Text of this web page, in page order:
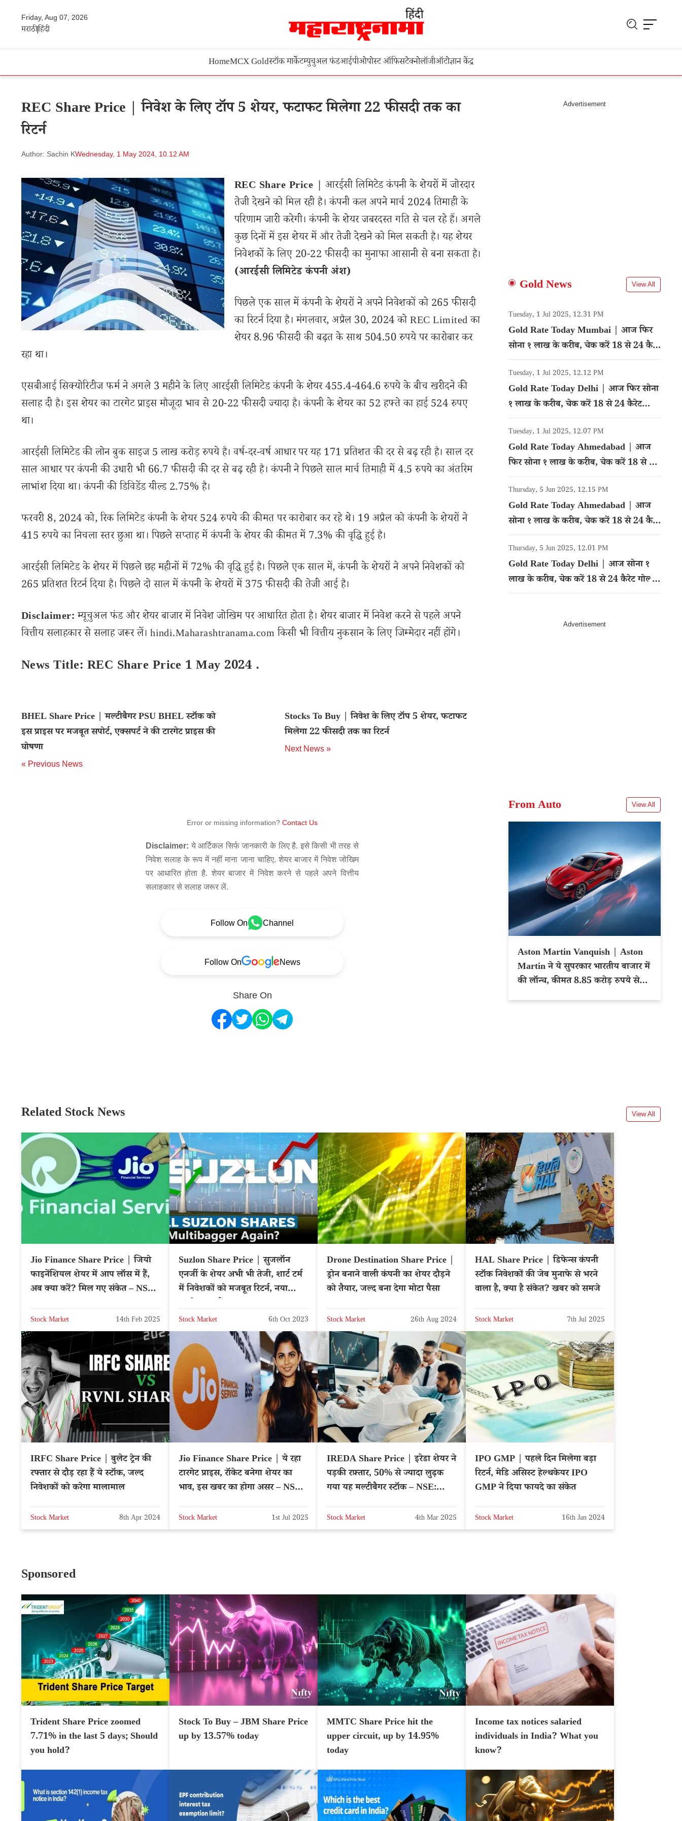
Friday, Aug 07, 2026
मराठीहिंदी
HomeMCX Goldस्टॉक मार्केटम्युचुअल फंडआईपीओपोस्ट ऑफिसटेक्नोलॉजीऑटोज्ञान केंद्र
REC Share Price | निवेश के लिए टॉप 5 शेयर, फटाफट मिलेगा 22 फीसदी तक का
रिटर्न
Author: Sachin KWednesday, 1 May 2024, 10.12 AM
REC Share Price | आरईसी लिमिटेड कंपनी के शेयरों में जोरदार
तेजी देखने को मिल रही है। कंपनी कल अपने मार्च 2024 तिमाही के
परिणाम जारी करेगी। कंपनी के शेयर जबरदस्त गति से चल रहे हैं। अगले
कुछ दिनों में इस शेयर में और तेजी देखने को मिल सकती है। यह शेयर
निवेशकों के लिए 20-22 फीसदी का मुनाफा आसानी से बना सकता है।
(आरईसी लिमिटेड कंपनी अंश)
पिछले एक साल में कंपनी के शेयरों ने अपने निवेशकों को 265 फीसदी
का रिटर्न दिया है। मंगलवार, अप्रैल 30, 2024 को REC Limited का
शेयर 8.96 फीसदी की बढ़त के साथ 504.50 रुपये पर कारोबार कर
रहा था।
एसबीआई सिक्योरिटीज फर्म ने अगले 3 महीने के लिए आरईसी लिमिटेड कंपनी के शेयर 455.4-464.6 रुपये के बीच खरीदने की
सलाह दी है। इस शेयर का टारगेट प्राइस मौजूदा भाव से 20-22 फीसदी ज्यादा है। कंपनी के शेयर का 52 हफ्ते का हाई 524 रुपए
था।
आरईसी लिमिटेड की लोन बुक साइज 5 लाख करोड़ रुपये है। वर्ष-दर-वर्ष आधार पर यह 171 प्रतिशत की दर से बढ़ रही है। साल दर
साल आधार पर कंपनी की उधारी भी 66.7 फीसदी की दर से बढ़ रही है। कंपनी ने पिछले साल मार्च तिमाही में 4.5 रुपये का अंतरिम
लाभांश दिया था। कंपनी की डिविडेंड यील्ड 2.75% है।
फरवरी 8, 2024 को, रिक लिमिटेड कंपनी के शेयर 524 रुपये की कीमत पर कारोबार कर रहे थे। 19 अप्रैल को कंपनी के शेयरों ने
415 रुपये का निचला स्तर छुआ था। पिछले सप्ताह में कंपनी के शेयर की कीमत में 7.3% की वृद्धि हुई है।
आरईसी लिमिटेड के शेयर में पिछले छह महीनों में 72% की वृद्धि हुई है। पिछले एक साल में, कंपनी के शेयरों ने अपने निवेशकों को
265 प्रतिशत रिटर्न दिया है। पिछले दो साल में कंपनी के शेयरों में 375 फीसदी की तेजी आई है।
Disclaimer:म्यूचुअल फंड और शेयर बाजार में निवेश जोखिम पर आधारित होता है। शेयर बाजार में निवेश करने से पहले अपने
वित्तीय सलाहकार से सलाह जरूर लें। hindi.Maharashtranama.com किसी भी वित्तीय नुकसान के लिए जिम्मेदार नहीं होंगे।
News Title: REC Share Price 1 May 2024 .
BHEL Share Price | मल्टीबैगर PSU BHEL स्टॉक को
इस प्राइस पर मजबूत सपोर्ट, एक्सपर्ट ने की टारगेट प्राइस की
घोषणा
« Previous News
Stocks To Buy | निवेश के लिए टॉप 5 शेयर, फटाफट
मिलेगा 22 फीसदी तक का रिटर्न
Next News »
Error or missing information? Contact Us
Disclaimer: ये आर्टिकल सिर्फ जानकारी के लिए है. इसे किसी भी तरह से
निवेश सलाह के रूप में नहीं माना जाना चाहिए. शेयर बाजार में निवेश जोखिम
पर आधारित होता है. शेयर बाजार में निवेश करने से पहले अपने वित्तीय
सलाहकार से सलाह जरूर लें.
Follow On Channel
Follow On News
Share On
Gold News View All
Tuesday, 1 Jul 2025, 12.31 PM
Gold Rate Today Mumbai | आज फिर
सोना १ लाख के करीब, चेक करें 18 से 24 कैरेट
गोल्ड का रेट
Tuesday, 1 Jul 2025, 12.12 PM
Gold Rate Today Delhi | आज फिर सोना
१ लाख के करीब, चेक करें 18 से 24 कैरेट
गोल्ड का रेट
Tuesday, 1 Jul 2025, 12.07 PM
Gold Rate Today Ahmedabad | आज
फिर सोना १ लाख के करीब, चेक करें 18 से 24
कैरेट गोल्ड का रेट
Thursday, 5 Jun 2025, 12.15 PM
Gold Rate Today Ahmedabad | आज
सोना १ लाख के करीब, चेक करें 18 से 24 कैरेट
गोल्ड का रेट
Thursday, 5 Jun 2025, 12.01 PM
Gold Rate Today Delhi | आज सोना १
लाख के करीब, चेक करें 18 से 24 कैरेट गोल्ड
का रेट
From Auto View All
Aston Martin Vanquish | Aston
Martin ने ये सुपरकार भारतीय बाजार में
की लॉन्च, कीमत 8.85 करोड़ रुपये से
Related Stock News View All
Jio Finance Share Price | जियो
फाइनेंशियल शेयर में आप लॉस में हैं,
अब क्या करें? मिल गए संकेत – NSE:
Stock Market 14th Feb 2025
Suzlon Share Price | सुजलॉन
एनर्जी के शेयर अभी भी तेजी, शार्ट टर्म
में निवेशकों को मजबूत रिटर्न, नया
Stock Market 6th Oct 2023
Drone Destination Share Price |
ड्रोन बनाने वाली कंपनी का शेयर दौड़ने
को तैयार, जल्द बना देगा मोटा पैसा
Stock Market 26th Aug 2024
HAL Share Price | डिफेन्स कंपनी
स्टॉक निवेशकों की जेब मुनाफे से भरने
वाला है, क्या है संकेत? खबर को समजे
Stock Market 7th Jul 2025
IRFC Share Price | बुलेट ट्रेन की
रफ्तार से दौड़ रहा हैं ये स्टॉक, जल्द
निवेशकों को करेगा मालामाल
Stock Market 8th Apr 2024
Jio Finance Share Price | ये रहा
टारगेट प्राइस, रॉकेट बनेगा शेयर का
भाव, इस खबर का होगा असर – NSE:
Stock Market 1st Jul 2025
IREDA Share Price | इरेडा शेयर ने
पड़की रफ़्तार, 50% से ज्यादा लुढ़क
गया यह मल्टीबैगर स्टॉक – NSE:
Stock Market 4th Mar 2025
IPO GMP | पहले दिन मिलेगा बड़ा
रिटर्न, मेडि असिस्ट हेल्थकेयर IPO
GMP ने दिया फायदे का संकेत
Stock Market 16th Jan 2024
Sponsored
Trident Share Price zoomed
7.71% in the last 5 days; Should
you hold?
Stock To Buy – JBM Share Price
up by 13.57% today
MMTC Share Price hit the
upper circuit, up by 14.95%
today
Income tax notices salaried
individuals in India? What you
know?